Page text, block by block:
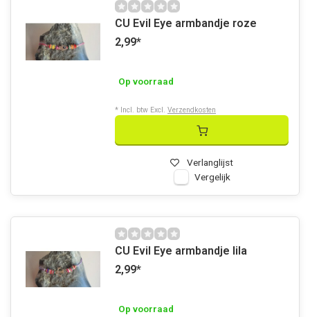
CU Evil Eye armbandje roze
2,99*
Op voorraad
Verlanglijst
Vergelijk
* Incl. btw Excl. Verzendkosten
CU Evil Eye armbandje lila
2,99*
Op voorraad